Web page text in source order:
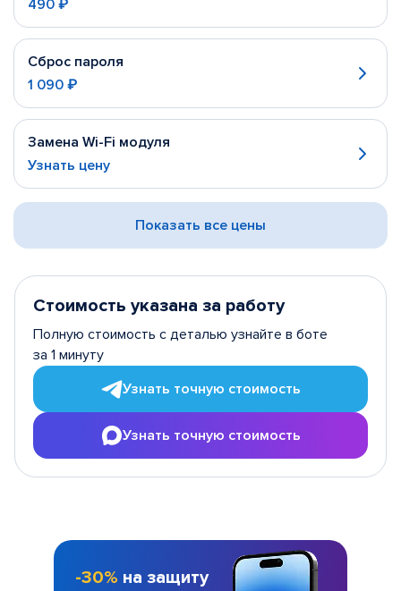
490 ₽
Сброс пароля
1 090 ₽
Замена Wi-Fi модуля
Узнать цену
Показать все цены
Стоимость указана за работу
Полную стоимость с деталью узнайте в боте
за 1 минуту
Узнать точную стоимость
Узнать точную стоимость
-30% на защиту